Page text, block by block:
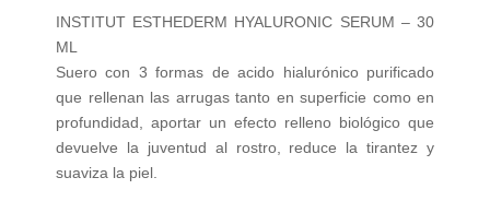
INSTITUT ESTHEDERM HYALURONIC SERUM – 30
ML
Suero con 3 formas de acido hialurónico purificado
que rellenan las arrugas tanto en superficie como en
profundidad, aportar un efecto relleno biológico que
devuelve la juventud al rostro, reduce la tirantez y
suaviza la piel.